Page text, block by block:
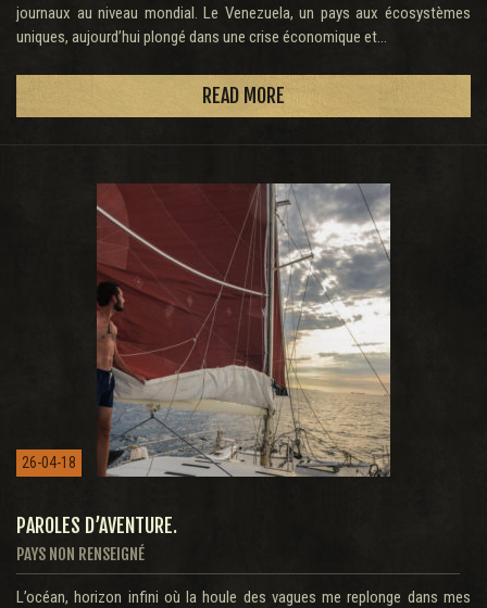
journaux au niveau mondial. Le Venezuela, un pays aux écosystèmes
uniques, aujourd’hui plongé dans une crise économique et...
READ MORE
26-04-18
PAROLES D’AVENTURE.
PAYS NON RENSEIGNÉ
L’océan, horizon infini où la houle des vagues me replonge dans mes